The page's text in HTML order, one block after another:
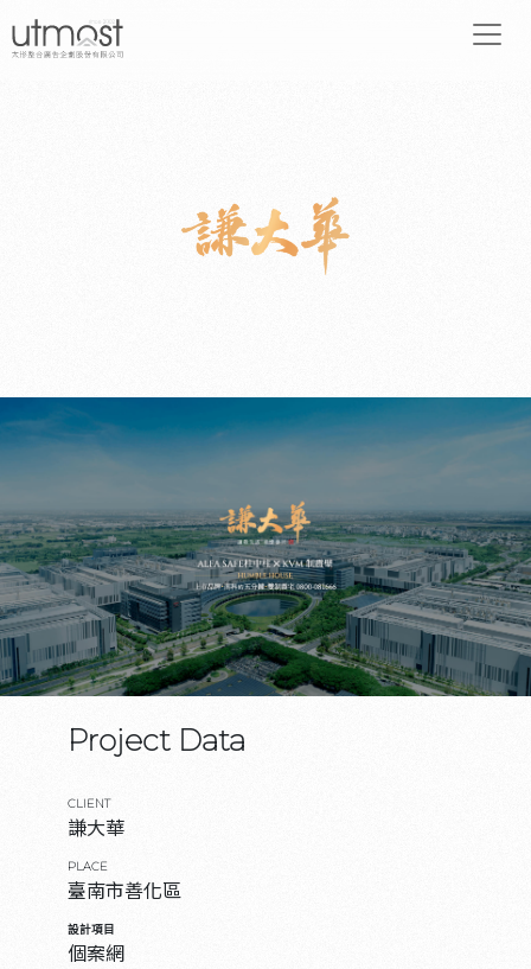
Project Data
CLIENT
謙大華
PLACE
臺南市善化區
設計項目
個案網